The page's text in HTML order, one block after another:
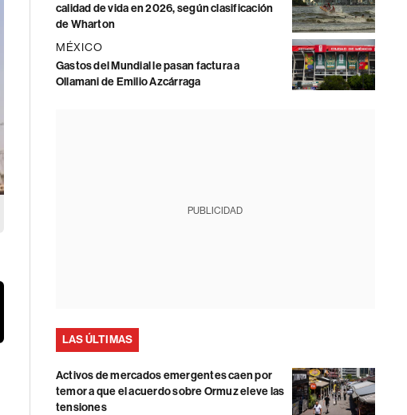
calidad de vida en 2026, según clasificación
de Wharton
MÉXICO
Gastos del Mundial le pasan factura a
Ollamani de Emilio Azcárraga
PUBLICIDAD
LAS ÚLTIMAS
Activos de mercados emergentes caen por
temor a que el acuerdo sobre Ormuz eleve las
tensiones